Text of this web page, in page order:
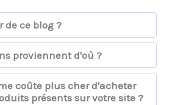
de ce blog ?
proviennent d'où ?
coûte plus cher d'acheter
présents sur votre site ?